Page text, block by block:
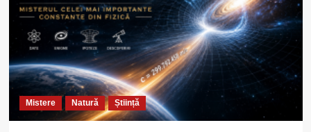
Mistere Natură Știință